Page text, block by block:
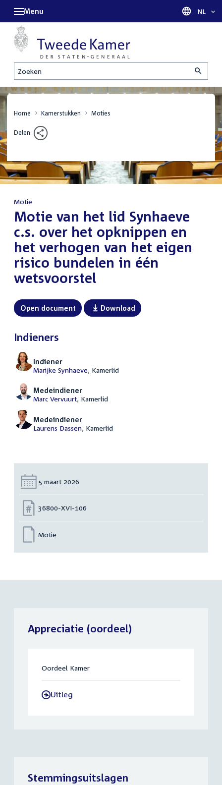
Zoeken
Menu Taal
NL
Home Kamerstukken Moties
Delen
Motie
:Motie van het lid Synhaeve
c.s. over het opknippen en
het verhogen van het eigen
risico bundelen in één
wetsvoorstel
Open document Download
Indieners
Indiener
Marijke Synhaeve, Kamerlid
Medeindiener
Marc Vervuurt, Kamerlid
Medeindiener
Laurens Dassen, Kamerlid
Datum:
5 maart 2026
Nummer:
36800-XVI-106
Motie
Appreciatie (oordeel)
Oordeel Kamer
-Uitleg
Stemmingsuitslagen